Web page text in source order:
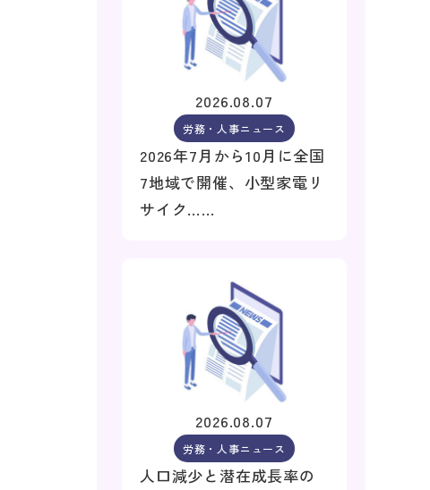
2026.08.07
労務・人事ニュース
2026年7月から10月に全国
7地域で開催、小型家電リ
サイク……
2026.08.07
労務・人事ニュース
人口減少と潜在成長率の